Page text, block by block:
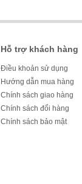
Hỗ trợ khách hàng
Điều khoản sử dụng
Hướng dẫn mua hàng
Chính sách giao hàng
Chính sách đổi hàng
Chính sách bảo mật